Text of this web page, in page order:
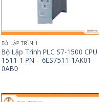
BỘ LẬP TRÌNH
Bộ Lập Trình PLC S7-1500 CPU
1511-1 PN – 6ES7511-1AK01-
0AB0